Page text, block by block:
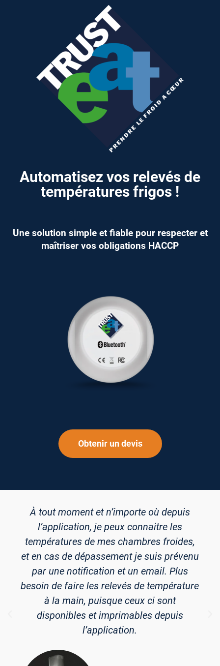
Automatisez vos relevés de
températures frigos !
Une solution simple et fiable pour respecter et
maîtriser vos obligations HACCP
Obtenir un devis
À tout moment et n’importe où depuis
l’application, je peux connaitre les
températures de mes chambres froides,
et en cas de dépassement je suis prévenu
par une notification et un email. Plus
besoin de faire les relevés de température
à la main, puisque ceux ci sont
disponibles et imprimables depuis
l’application.